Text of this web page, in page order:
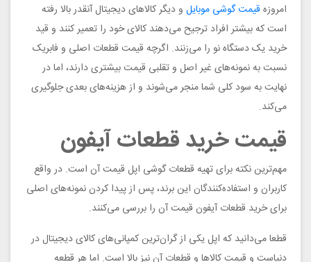
امروزه قیمت گوشی موبایل و دیگر کالاهای دیجیتال آنقدر بالا رفته
است که بیشتر افراد ترجیح می‌دهند کالای خود را تعمیر کنند و قید
خرید یک دستگاه نو را می‌زنند. اگرچه قیمت قطعات اصلی و فابریک
نسبت به نمونه‌های غیر اصل و تقلبی قیمت بیشتری دارند، اما در
نهایت به سود کلی شما منجر می‌شوند و از هزینه‌های بعدی جلوگیری
می‌کند.
قیمت خرید قطعات آیفون
مهم‌ترین نکته برای تهیه قطعات گوشی اپل قیمت آن است. در واقع
کاربران و استفاده‌کنندگان این برند، پس از پیدا کردن نمونه‌های اصلی
برای خرید قطعات آیفون قیمت آن را بررسی می‌کنند.
قطعا می‌دانید که اپل یکی از گران‌ترین کمپانی‌های کالای دیجیتال در
دنیاست و قیمت کالاها و قطعات آن نیز بالا است. اما هر قطعه